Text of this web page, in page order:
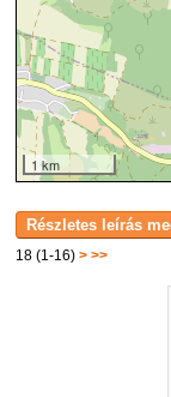
18 (1-16)> >>
1 km